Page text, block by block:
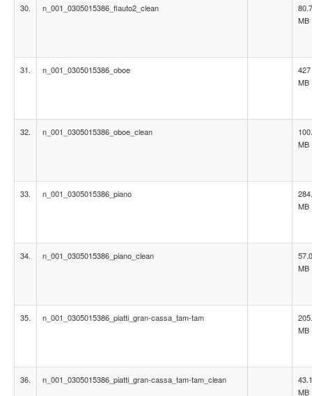
30. n_001_0305015386_flauto2_clean
MB
31. n_001_0305015386_oboe
427
MB
32. n_001_0305015386_oboe_clean
MB
33. n_001_0305015386_piano
MB
34. n_001_0305015386_piano_clean
MB
35. n_001_0305015386_piatti_gran-cassa_tam-tam
MB
36. n_001_0305015386_piatti_gran-cassa_tam-tam_clean
MB